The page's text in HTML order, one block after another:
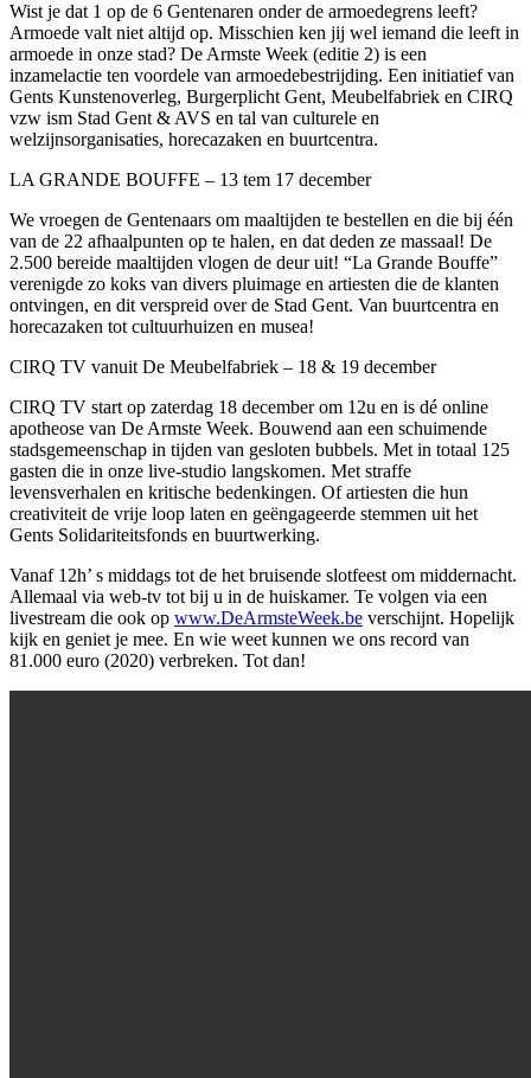
Wist je dat 1 op de 6 Gentenaren onder de armoedegrens leeft?
Armoede valt niet altijd op. Misschien ken jij wel iemand die leeft in
armoede in onze stad? De Armste Week (editie 2) is een
inzamelactie ten voordele van armoedebestrijding. Een initiatief van
Gents Kunstenoverleg, Burgerplicht Gent, Meubelfabriek en CIRQ
vzw ism Stad Gent & AVS en tal van culturele en
welzijnsorganisaties, horecazaken en buurtcentra.
LA GRANDE BOUFFE – 13 tem 17 december
We vroegen de Gentenaars om maaltijden te bestellen en die bij één
van de 22 afhaalpunten op te halen, en dat deden ze massaal! De
2.500 bereide maaltijden vlogen de deur uit! “La Grande Bouffe”
verenigde zo koks van divers pluimage en artiesten die de klanten
ontvingen, en dit verspreid over de Stad Gent. Van buurtcentra en
horecazaken tot cultuurhuizen en musea!
CIRQ TV vanuit De Meubelfabriek – 18 & 19 december
CIRQ TV start op zaterdag 18 december om 12u en is dé online
apotheose van De Armste Week. Bouwend aan een schuimende
stadsgemeenschap in tijden van gesloten bubbels. Met in totaal 125
gasten die in onze live-studio langskomen. Met straffe
levensverhalen en kritische bedenkingen. Of artiesten die hun
creativiteit de vrije loop laten en geëngageerde stemmen uit het
Gents Solidariteitsfonds en buurtwerking.
Vanaf 12h’ s middags tot de het bruisende slotfeest om middernacht.
Allemaal via web-tv tot bij u in de huiskamer. Te volgen via een
livestream die ook op www.DeArmsteWeek.be verschijnt. Hopelijk
kijk en geniet je mee. En wie weet kunnen we ons record van
81.000 euro (2020) verbreken. Tot dan!